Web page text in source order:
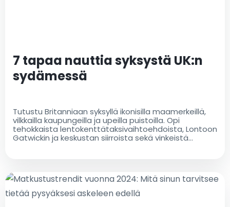
7 tapaa nauttia syksystä UK:n
sydämessä
Tutustu Britanniaan syksyllä ikonisilla maamerkeillä,
vilkkailla kaupungeilla ja upeilla puistoilla. Opi
tehokkaista lentokenttätaksivaihtoehdoista, Lontoon
Gatwickin ja keskustan siirroista sekä vinkeistä